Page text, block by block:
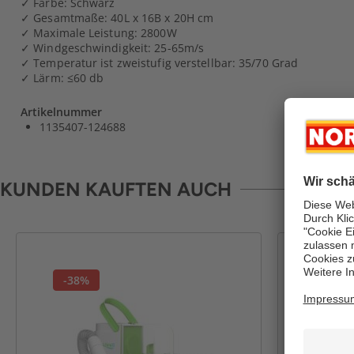
✓ Gesamtmaße: 40L x 16B x 20H cm
✓ Maximale Leistung: 2800W
✓ Windgeschwindigkeit: 25-65m/s
✓ Temperatur ist zweistufig verstellbar: 35/70 Grad
✓ Lärm: ≤60 db
Artikelnummer
1135407-124688
KUNDEN KAUFTEN AUCH
-38%